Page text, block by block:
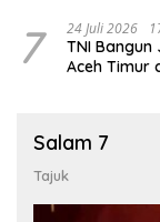
7 24 Juli 2026
TNI
Aceh Timur
Salam 7
Tajuk